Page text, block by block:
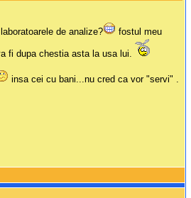
de analize? fostul meu
fi dupa chestia asta la usa lui.
insa cei cu bani...nu cred ca vor "servi" .